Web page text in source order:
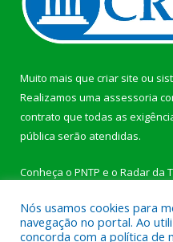
Muito mais que criar site ou
Realizamos uma assessoria
contrato que todas as
pública serão atendidas.
Conheça o PNTP e o Radar da
Nós usamos cookies para
navegação no portal. Ao
concorda com a política de